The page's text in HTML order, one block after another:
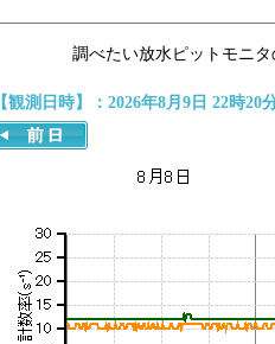
調べたい放水ピットモニ
【観測日時】：2026年8月9日 22時20